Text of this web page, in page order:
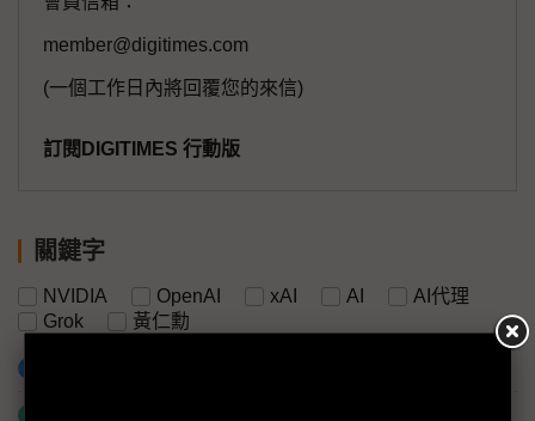
member@digitimes.com
(一個工作日內將回覆您的來信)
訂閱DIGITIMES 行動版
關鍵字
NVIDIA OpenAI xAI AI
AI代理
Grok
黃仁勳